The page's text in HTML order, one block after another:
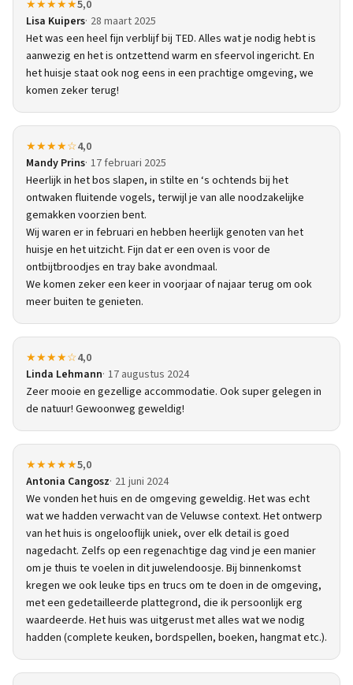
★★★★★5,0
Lisa Kuipers 28 maart 2025
Het was een heel fijn verblijf bij TED. Alles wat je nodig hebt is
aanwezig en het is ontzettend warm en sfeervol ingericht. En
het huisje staat ook nog eens in een prachtige omgeving, we
komen zeker terug!
★★★★☆4,0
Mandy Prins 17 februari 2025
Heerlijk in het bos slapen, in stilte en ‘s ochtends bij het
ontwaken fluitende vogels, terwijl je van alle noodzakelijke
gemakken voorzien bent.
Wij waren er in februari en hebben heerlijk genoten van het
huisje en het uitzicht. Fijn dat er een oven is voor de
ontbijtbroodjes en tray bake avondmaal.
We komen zeker een keer in voorjaar of najaar terug om ook
meer buiten te genieten.
★★★★☆4,0
Linda Lehmann 17 augustus 2024
Zeer mooie en gezellige accommodatie. Ook super gelegen in
de natuur! Gewoonweg geweldig!
★★★★★5,0
Antonia Cangosz 21 juni 2024
We vonden het huis en de omgeving geweldig. Het was echt
wat we hadden verwacht van de Veluwse context. Het ontwerp
van het huis is ongelooflijk uniek, over elk detail is goed
nagedacht. Zelfs op een regenachtige dag vind je een manier
om je thuis te voelen in dit juwelendoosje. Bij binnenkomst
kregen we ook leuke tips en trucs om te doen in de omgeving,
met een gedetailleerde plattegrond, die ik persoonlijk erg
waardeerde. Het huis was uitgerust met alles wat we nodig
hadden (complete keuken, bordspellen, boeken, hangmat etc.).